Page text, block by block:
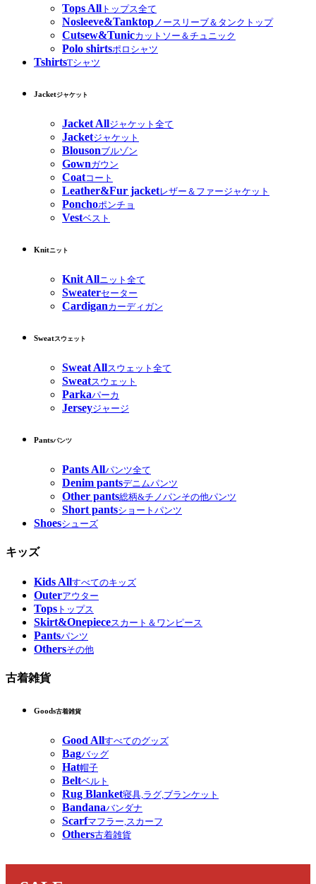
Tops All トップス全て
Nosleeve&Tanktopノースリーブ＆タンクトップ
Cutsew&Tunicカットソー＆チュニック
Polo shirtsポロシャツ
TshirtsTシャツ
Jacketジャケット
Jacket Allジャケット全て
Jacketジャケット
Blousonブルゾン
Gownガウン
Coatコート
Leather&Fur jacketレザー＆ファージャケット
Ponchoポンチョ
Vestベスト
Knitニット
Knit Allニット全て
Sweaterセーター
Cardiganカーディガン
Sweatスウェット
Sweat Allスウェット全て
Sweatスウェット
Parkaパーカ
Jerseyジャージ
Pantsパンツ
Pants Allパンツ全て
Denim pantsデニムパンツ
Other pants総柄&チノパンその他パンツ
Short pantsショートパンツ
Shoesシューズ
キッズ
Kids Allすべてのキッズ
Outerアウター
Tops トップス
Skirt&Onepieceスカート＆ワンピース
Pantsパンツ
Othersその他
古着雑貨
Goods古着雑貨
Good Allすべてのグッズ
Bagバッグ
Hat帽子
Beltベルト
Rug Blanket寝具,ラグ,ブランケット
Bandanaバンダナ
Scarfマフラー,スカーフ
Others古着雑貨